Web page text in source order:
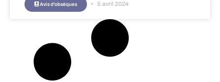
Avis d'obsèques 5 avril 2024